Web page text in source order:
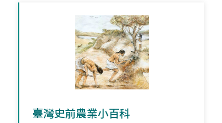
臺灣史前農業小百科